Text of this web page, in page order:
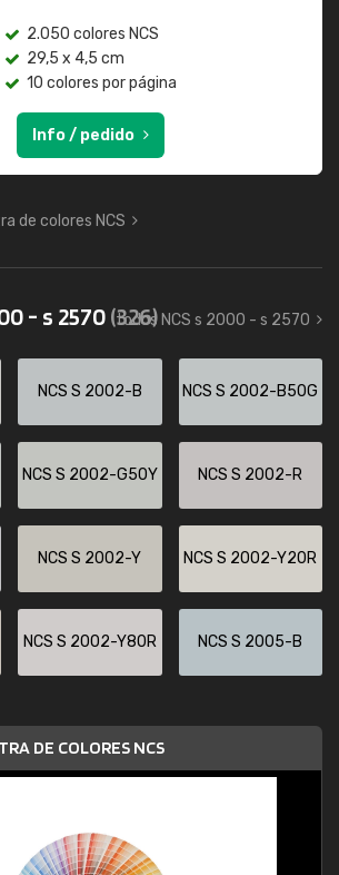
2.050 colores NCS
29,5 x 4,5 cm
10 colores por página
Info / pedido
de colores NCS
- s 2570(326)
todos NCS s 2000 - s 2570
NCS S 2002-B NCS S 2002-B50G
NCS S 2002-G50Y NCS S 2002-R
NCS S 2002-Y NCS S 2002-Y20R
NCS S 2002-Y80R NCS S 2005-B
DE COLORES NCS